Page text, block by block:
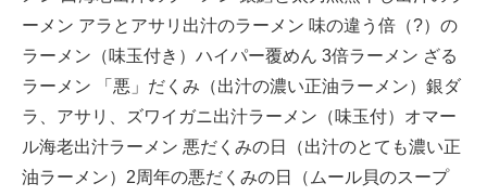
ーメン アラとアサリ出汁のラーメン 味の違う倍（?）の
ラーメン（味玉付き）ハイパー覆めん 3倍ラーメン ざる
ラーメン 「悪」だくみ（出汁の濃い正油ラーメン）銀ダ
ラ、アサリ、ズワイガニ出汁ラーメン（味玉付）オマー
ル海老出汁ラーメン 悪だくみの日（出汁のとても濃い正
油ラーメン）2周年の悪だくみの日（ムール貝のスープ